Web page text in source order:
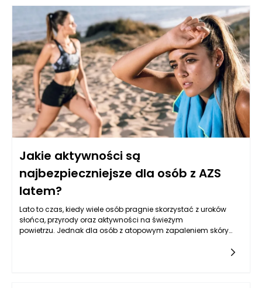
wystąpił. Taka wstępna analiza pozwoli ustalić priorytet
działań oraz określić, czy konieczna jest interwencja
specjalisty, czy awaria może być rozwiązana zdalnie.
Równocześnie, ważne jest, aby zarządca okazał empatię i
zrozumienie dla lokatora, który może odczuwać stres
związany z daną sytuacją. Takie podejście buduje zaufanie i
pokazuje, że zarządzanie nieruchomościami Poznań nie
polega jedynie na sprawnym administrowaniu, ale także na
tworzeniu relacji z mieszkańcami.
Jakie aktywności są
najbezpieczniejsze dla osób z AZS
latem?
Lato to czas, kiedy wiele osób pragnie skorzystać z uroków
słońca, przyrody oraz aktywności na świeżym
powietrzu. Jednak dla osób z atopowym zapaleniem skóry